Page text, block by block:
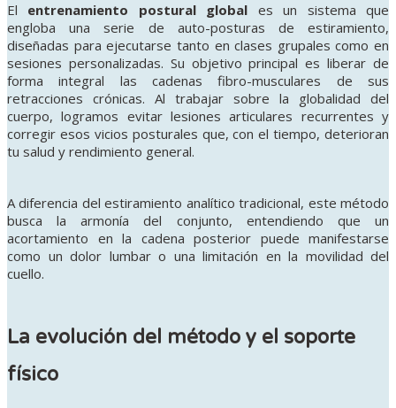
El entrenamiento postural global es un sistema que
engloba una serie de auto-posturas de estiramiento,
diseñadas para ejecutarse tanto en clases grupales como en
sesiones personalizadas. Su objetivo principal es liberar de
forma integral las cadenas fibro-musculares de sus
retracciones crónicas. Al trabajar sobre la globalidad del
cuerpo, logramos evitar lesiones articulares recurrentes y
corregir esos vicios posturales que, con el tiempo, deterioran
tu salud y rendimiento general.
A diferencia del estiramiento analítico tradicional, este método
busca la armonía del conjunto, entendiendo que un
acortamiento en la cadena posterior puede manifestarse
como un dolor lumbar o una limitación en la movilidad del
cuello.
La evolución del método y el soporte
físico